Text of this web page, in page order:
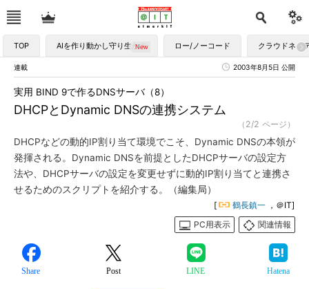
TOP AIを作り動かし守り生かす ロー/ノーコード クラウドネイ
連載 2003年8月5日 公開
DHCPとDynamic DNSの連携システム
実用 BIND 9で作るDNSサーバ（8）
（2/2 ページ）
DHCPなどの動的IP割り当て環境でこそ、Dynamic DNSの本領が
発揮される。Dynamic DNSを前提としたDHCPサーバの設定方
法や、DHCPサーバの設定を変更せずに動的IP割り当てと連携さ
せるためのスクリプトを紹介する。（編集局）
[ 鶴長鎮一 ，＠IT]
PC用表示
関連情報
Share Post LINE Hatena